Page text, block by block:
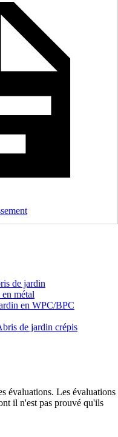
de jardin
métal
en WPC/BPC
de jardin crépis
évaluations. Les évaluations
il n'est pas prouvé qu'ils